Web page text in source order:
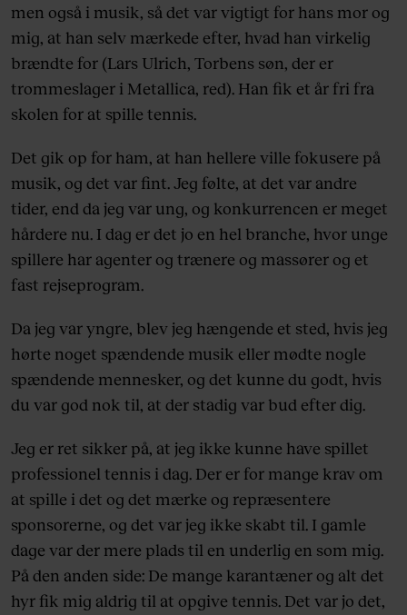
men også i musik, så det var vigtigt for hans mor og
mig, at han selv mærkede efter, hvad han virkelig
brændte for (Lars Ulrich, Torbens søn, der er
trommeslager i Metallica, red). Han fik et år fri fra
skolen for at spille tennis.
Det gik op for ham, at han hellere ville fokusere på
musik, og det var fint. Jeg følte, at det var andre
tider, end da jeg var ung, og konkurrencen er meget
hårdere nu. I dag er det jo en hel branche, hvor unge
spillere har agenter og trænere og massører og et
fast rejseprogram.
Da jeg var yngre, blev jeg hængende et sted, hvis jeg
hørte noget spændende musik eller mødte nogle
spændende mennesker, og det kunne du godt, hvis
du var god nok til, at der stadig var bud efter dig.
Jeg er ret sikker på, at jeg ikke kunne have spillet
professionel tennis i dag. Der er for mange krav om
at spille i det og det mærke og repræsentere
sponsorerne, og det var jeg ikke skabt til. I gamle
dage var der mere plads til en underlig en som mig.
På den anden side: De mange karantæner og alt det
hyr fik mig aldrig til at opgive tennis. Det var jo det,